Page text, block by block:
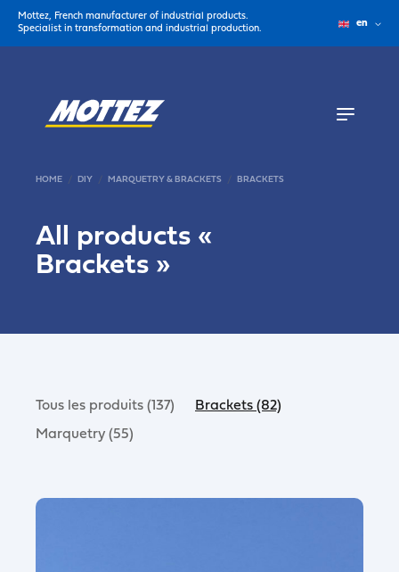
Mottez, French manufacturer of industrial products.
Specialist in transformation and industrial production.
en
HOME DIY MARQUETRY & BRACKETS BRACKETS
All products «
Brackets »
Tous les produits (137)
Brackets (82)
Marquetry (55)